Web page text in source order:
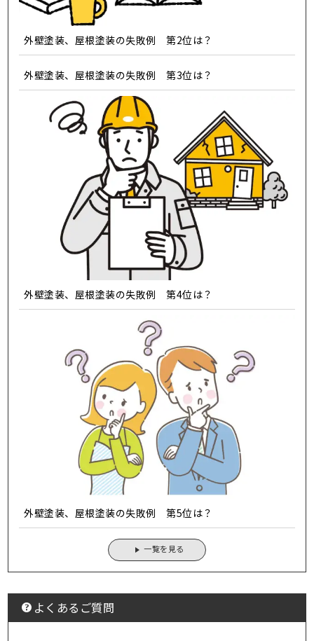
外壁塗装、屋根塗装の失敗例 第2位は？
外壁塗装、屋根塗装の失敗例 第3位は？
外壁塗装、屋根塗装の失敗例 第4位は？
外壁塗装、屋根塗装の失敗例 第5位は？
一覧を見る
よくあるご質問